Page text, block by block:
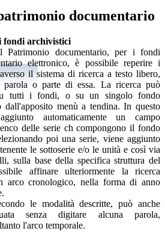
documentario
fondi archivistici
Patrimonio documentario, per i fondi
elettronico, è possibile reperire i
il sistema di ricerca a testo libero,
parola o parte di essa. La ricerca può
tutti i fondi, o su un singolo fondo
dall'apposito menù a tendina. In questo
automaticamente un campo
delle serie ch compongono il fondo
poi una serie, viene aggiunto
le sottoserie e/o le unità e così via
sulla base della specifica struttura del
affinare ulteriormente la ricerca
arco cronologico, nella forma di anno
le modalità descritte, può anche
senza digitare alcuna parola,
l'arco temporale.